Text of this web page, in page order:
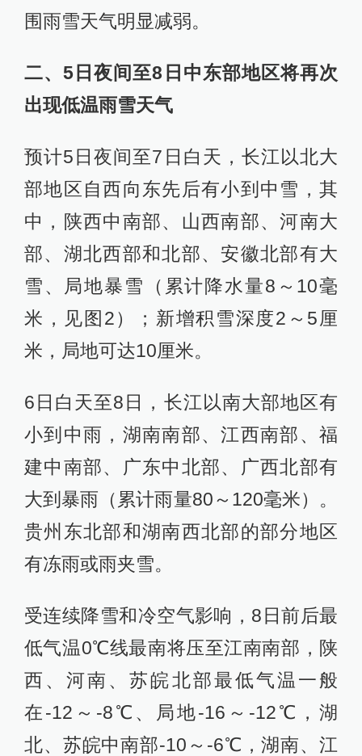
围雨雪天气明显减弱。
二、5日夜间至8日中东部地区将再次
出现低温雨雪天气
预计5日夜间至7日白天，长江以北大
部地区自西向东先后有小到中雪，其
中，陕西中南部、山西南部、河南大
部、湖北西部和北部、安徽北部有大
雪、局地暴雪（累计降水量8～10毫
米，见图2）；新增积雪深度2～5厘
米，局地可达10厘米。
6日白天至8日，长江以南大部地区有
小到中雨，湖南南部、江西南部、福
建中南部、广东中北部、广西北部有
大到暴雨（累计雨量80～120毫米）。
贵州东北部和湖南西北部的部分地区
有冻雨或雨夹雪。
受连续降雪和冷空气影响，8日前后最
低气温0℃线最南将压至江南南部，陕
西、河南、苏皖北部最低气温一般
在-12～-8℃、局地-16～-12℃，湖
北、苏皖中南部-10～-6℃，湖南、江